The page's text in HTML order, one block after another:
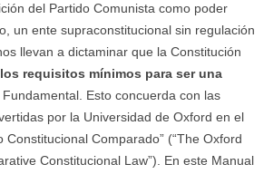
del Partido Comunista como poder
un ente supraconstitucional sin regulación
llevan a dictaminar que la Constitución
requisitos mínimos para ser una
Esto concuerda con las
por la Universidad de Oxford en el
Constitucional Comparado” (“The Oxford
Constitucional Law”). En este Manual